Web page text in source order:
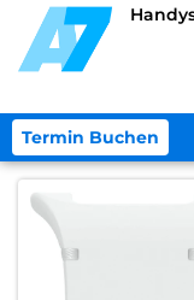
Termin Buchen